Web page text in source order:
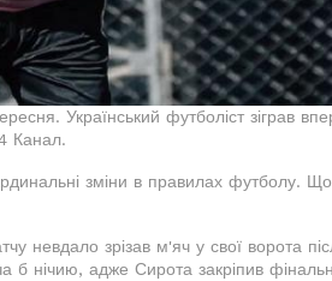
Український футболіст зіграв
Канал.
зміни в правилах футболу.
невдало зрізав м'яч у свої ворота
б нічию, адже Сирота закріпив